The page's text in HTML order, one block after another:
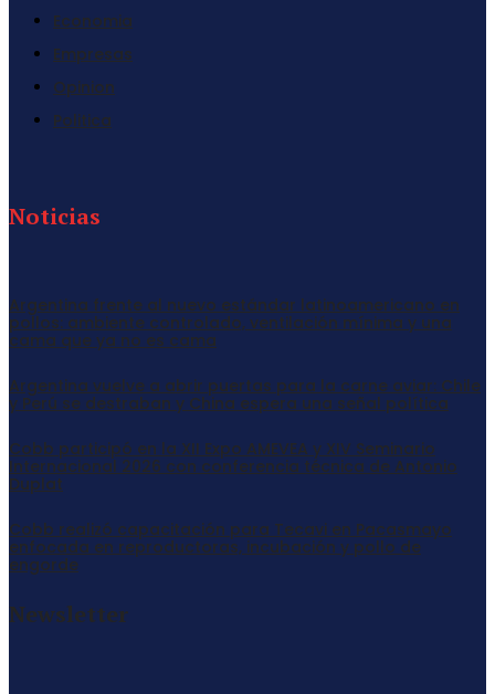
Economia
Empresas
Opinion
Politica
Noticias
Argentina frente al nuevo estándar latinoamericano en
pollos: ambiente controlado, ventilación mínima y una
cama que ya no es cama
Argentina vuelve a abrir puertas para la carne aviar: Chile
y Perú se destraban y China espera una señal política
Cobb participó en la XII Expo AMEVEA y XIV Seminario
Internacional 2026 con conferencia técnica de Antonio
Duplat
Cobb realizó capacitación para Tecavi en Pacasmayo
enfocada en reproductoras, incubación y pollo de
engorde
Newsletter